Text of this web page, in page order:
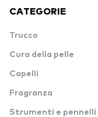
CATEGORIE
Trucco
Cura della pelle
Capelli
Fragranza
Strumenti e pennelli